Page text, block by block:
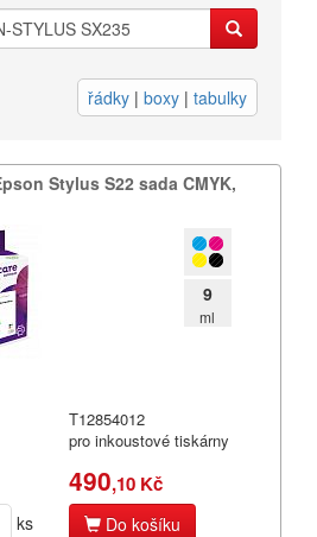
řádky | boxy | tabulky
Stylus S22 sada CMYK,​
9
ml
T12854012
pro inkoustové tiskárny
490,10 Kč
ks Do košíku